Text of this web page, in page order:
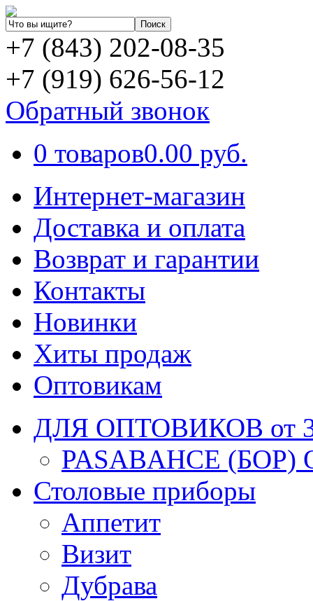
+7 (843) 202-08-35
+7 (919) 626-56-12
Обратный звонок
0 товаров0.00 руб.
Интернет-магазин
Доставка и оплата
Возврат и гарантии
Контакты
Новинки
Хиты продаж
Оптовикам
ДЛЯ ОПТОВИКОВ от
PASABAHCE (БОР)
Столовые приборы
Аппетит
Визит
Дубрава